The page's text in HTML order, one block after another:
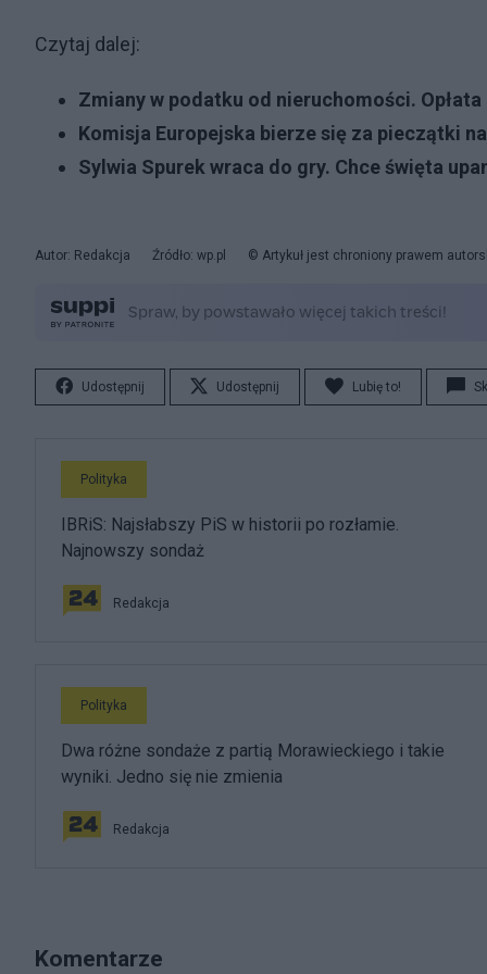
Czytaj dalej:
Zmiany w podatku od nieruchomości.
Komisja Europejska bierze się za pieczątki
Sylwia Spurek wraca do gry. Chce święta
Autor: Redakcja Źródło: wp.pl © Artykuł jest chroniony prawem
Udostępnij Udostępnij Lubię to!
Polityka
IBRiS: Najsłabszy PiS w historii po rozłamie.
Najnowszy sondaż
Redakcja
Polityka
Dwa różne sondaże z partią Morawieckiego i takie
wyniki. Jedno się nie zmienia
Redakcja
Komentarze